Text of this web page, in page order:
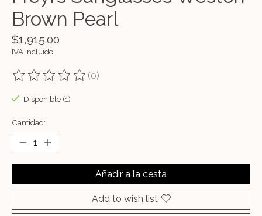
Brown Pearl
$1,915.00
IVA incluido
The rating of this product is
(0)
Disponible (1)
Cantidad:
Añadir a la cesta
Add to wish list